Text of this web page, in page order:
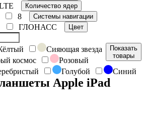
Количество ядер
8 Системы навигации
ГЛОНАСС Цвет
Сияющая звезда
космос
Розовый
Голубой
Синий
Показать
товары
Apple iPad